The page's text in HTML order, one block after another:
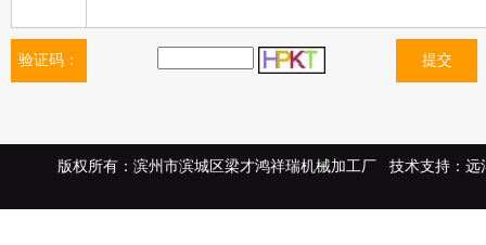
验证码：
版权所有：滨州市滨城区梁才鸿祥瑞机械加工厂 技术支持：